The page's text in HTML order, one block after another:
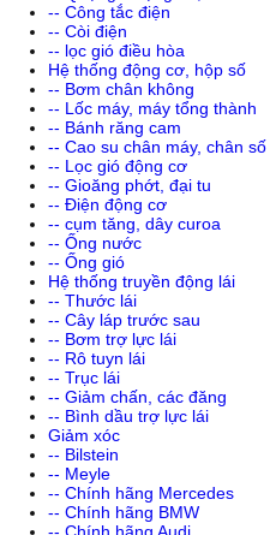
-- Công tắc điện
-- Còi điện
-- lọc gió điều hòa
Hệ thống động cơ, hộp số
-- Bơm chân không
-- Lốc máy, máy tổng thành
-- Bánh răng cam
-- Cao su chân máy, chân số
-- Lọc gió động cơ
-- Gioăng phớt, đại tu
-- Điện động cơ
-- cụm tăng, dây curoa
-- Ống nước
-- Ống gió
Hệ thống truyền động lái
-- Thước lái
-- Cây láp trước sau
-- Bơm trợ lực lái
-- Rô tuyn lái
-- Trục lái
-- Giảm chấn, các đăng
-- Bình dầu trợ lực lái
Giảm xóc
-- Bilstein
-- Meyle
-- Chính hãng Mercedes
-- Chính hãng BMW